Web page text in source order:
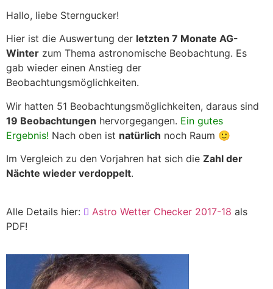
Hallo, liebe Sterngucker!
Hier ist die Auswertung der letzten 7 Monate AG-
Winter zum Thema astronomische Beobachtung. Es
gab wieder einen Anstieg der
Beobachtungsmöglichkeiten.
Wir hatten 51 Beobachtungsmöglichkeiten, daraus sind
19 Beobachtungen hervorgegangen. Ein gutes
Ergebnis! Nach oben ist natürlich noch Raum 🙂
Im Vergleich zu den Vorjahren hat sich die Zahl der
Nächte wieder verdoppelt.
Alle Details hier: Astro Wetter Checker 2017-18 als
PDF!